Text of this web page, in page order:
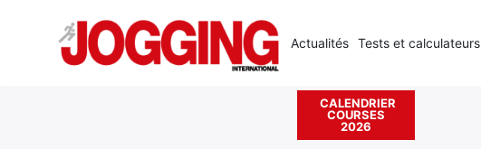
Actualités Tests et calculateurs
CALENDRIER
COURSES
2026
Rechercher